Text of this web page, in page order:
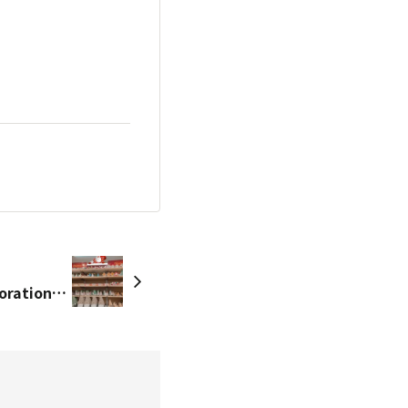
🎄 Festive Christmas Decorations to Brighten Your Home 🎄( 心が弾むクリスマスデコレーショ )